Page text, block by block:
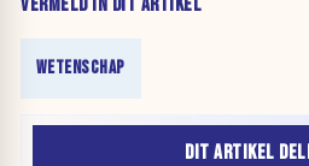
VERMELD IN DIT ARTIKEL
WETENSCHAP
DIT ARTIKEL